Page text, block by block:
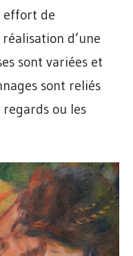
effort de
d’une
sont variées et
sont reliés
ou les